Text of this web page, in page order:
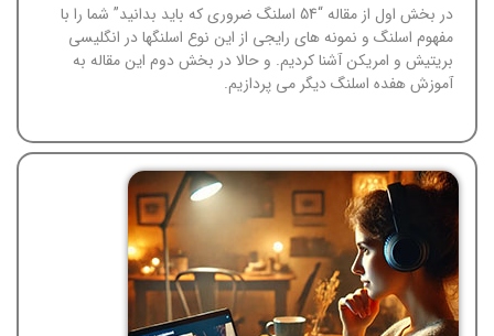
در بخش اول از مقاله “54 اسلنگ ضروری که باید بدانید” شما را با
مفهوم اسلنگ و نمونه های رایجی از این نوع اسلنگها در انگلیسی
بریتیش و امریکن آشنا کردیم. و حالا در بخش دوم این مقاله به
آموزش هفده اسلنگ دیگر می پردازیم.